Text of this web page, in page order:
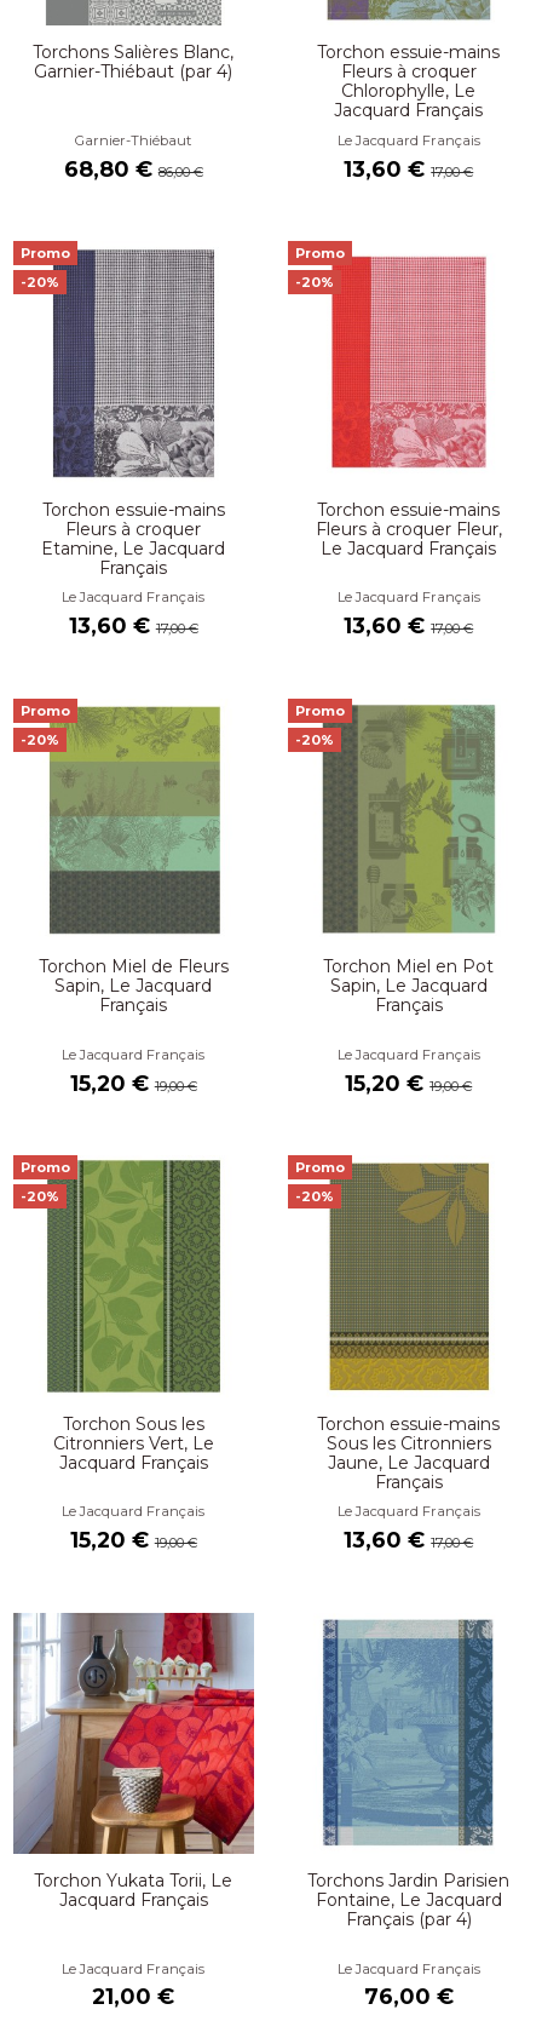
Torchons Salières Blanc,
Garnier-Thiébaut (par 4)
Garnier-Thiébaut
68,80 €86,00 €
Torchon essuie-mains
Fleurs à croquer
Chlorophylle, Le
Jacquard Français
Le Jacquard Français
13,60 €17,00 €
Promo
-20%
Torchon essuie-mains
Fleurs à croquer
Etamine, Le Jacquard
Français
Le Jacquard Français
13,60 €17,00 €
Promo
-20%
Torchon essuie-mains
Fleurs à croquer Fleur,
Le Jacquard Français
Le Jacquard Français
13,60 €17,00 €
Promo
-20%
Torchon Miel de Fleurs
Sapin, Le Jacquard
Français
Le Jacquard Français
15,20 €19,00 €
Promo
-20%
Torchon Miel en Pot
Sapin, Le Jacquard
Français
Le Jacquard Français
15,20 €19,00 €
Promo
-20%
Torchon Sous les
Citronniers Vert, Le
Jacquard Français
Le Jacquard Français
15,20 €19,00 €
Promo
-20%
Torchon essuie-mains
Sous les Citronniers
Jaune, Le Jacquard
Français
Le Jacquard Français
13,60 €17,00 €
Torchon Yukata Torii, Le
Jacquard Français
Le Jacquard Français
21,00 €
Torchons Jardin Parisien
Fontaine, Le Jacquard
Français (par 4)
Le Jacquard Français
76,00 €